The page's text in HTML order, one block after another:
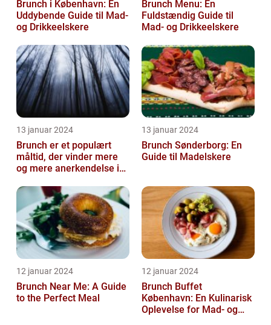
Brunch i København: En
Uddybende Guide til Mad-
og Drikkeelskere
Brunch Menu: En
Fuldstændig Guide til
Mad- og Drikkeelskere
13 januar 2024
Brunch er et populært
måltid, der vinder mere
og mere anerkendelse i
verden
13 januar 2024
Brunch Sønderborg: En
Guide til Madelskere
12 januar 2024
Brunch Near Me: A Guide
to the Perfect Meal
12 januar 2024
Brunch Buffet
København: En Kulinarisk
Oplevelse for Mad- og